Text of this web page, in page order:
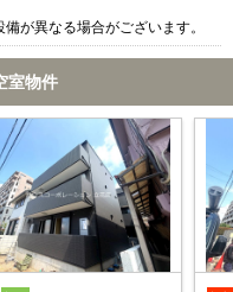
が異なる場合がございます。
室物件